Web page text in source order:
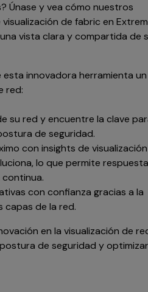
Únase y vea cómo nuestros
de fabric en
vista clara y compartida de
esta innovadora herramienta un
red:
su red y encuentre la clave
de seguridad.
con insights de visualización
lo que permite
con confianza gracias a la
capas de la red.
en la visualización de
de seguridad y